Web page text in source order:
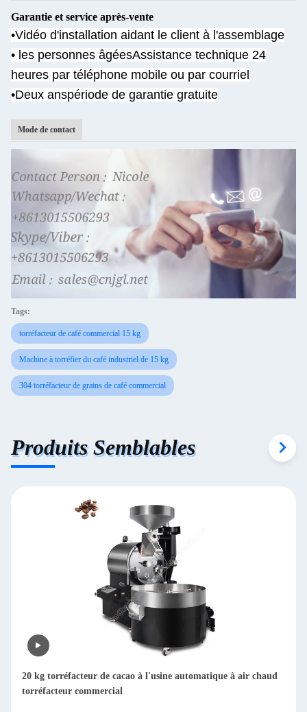
Garantie et service après-vente
•Vidéo d'installation aidant le client à l'assemblage
• les personnes âgéesAssistance technique 24
heures par téléphone mobile ou par courriel
•Deux anspériode de garantie gratuite
Mode de contact
Tags:
torréfacteur de café commercial 15 kg
Machine à torréfier du café industriel de 15 kg
304 torréfacteur de grains de café commercial
Produits Semblables
15 kg torréfacteur de café filtre à fumée torréfacteur de café 25
kg torréfacteur de café commercial gaz 90 kg/h 720 kg/JOUR